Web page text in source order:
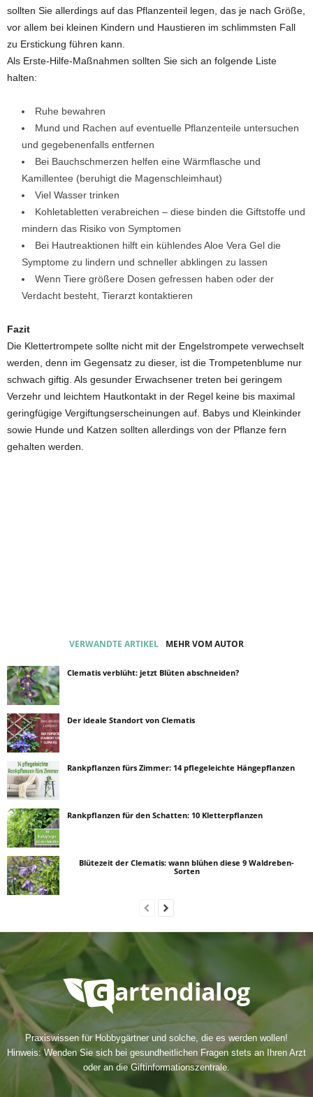
sollten Sie allerdings auf das Pflanzenteil legen, das je nach Größe,
vor allem bei kleinen Kindern und Haustieren im schlimmsten Fall
zu Erstickung führen kann.
Als Erste-Hilfe-Maßnahmen sollten Sie sich an folgende Liste
halten:
Ruhe bewahren
Mund und Rachen auf eventuelle Pflanzenteile untersuchen
und gegebenenfalls entfernen
Bei Bauchschmerzen helfen eine Wärmflasche und
Kamillentee (beruhigt die Magenschleimhaut)
Viel Wasser trinken
Kohletabletten verabreichen – diese binden die Giftstoffe und
mindern das Risiko von Symptomen
Bei Hautreaktionen hilft ein kühlendes Aloe Vera Gel die
Symptome zu lindern und schneller abklingen zu lassen
Wenn Tiere größere Dosen gefressen haben oder der
Verdacht besteht, Tierarzt kontaktieren
Fazit
Die Klettertrompete sollte nicht mit der Engelstrompete verwechselt
werden, denn im Gegensatz zu dieser, ist die Trompetenblume nur
schwach giftig. Als gesunder Erwachsener treten bei geringem
Verzehr und leichtem Hautkontakt in der Regel keine bis maximal
geringfügige Vergiftungserscheinungen auf. Babys und Kleinkinder
sowie Hunde und Katzen sollten allerdings von der Pflanze fern
gehalten werden.
VERWANDTE ARTIKEL MEHR VOM AUTOR
Clematis verblüht: jetzt Blüten abschneiden?
Der ideale Standort von Clematis
Rankpflanzen fürs Zimmer: 14 pflegeleichte Hängepflanzen
Rankpflanzen für den Schatten: 10 Kletterpflanzen
Blütezeit der Clematis: wann blühen diese 9 Waldreben-
Sorten
Praxiswissen für Hobbygärtner und solche, die es werden wollen!
Hinweis: Wenden Sie sich bei gesundheitlichen Fragen stets an Ihren Arzt
oder an die Giftinformationszentrale.